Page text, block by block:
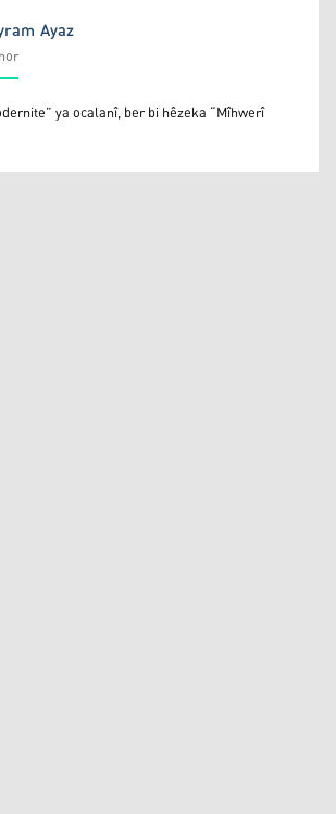
Ayaz
ya ocalanî, ber bi hêzeka “Mîhwerî